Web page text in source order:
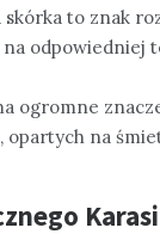
skórka to znak
odpowiedniej
ogromne
na